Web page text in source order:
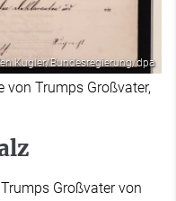
Kugler/Bundesregierung/dpa
von Trumps Großvater,
Großvater von